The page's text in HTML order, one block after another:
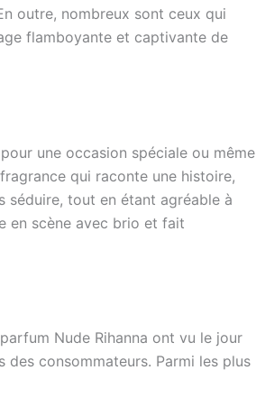
outre, nombreux sont ceux qui
flamboyante et captivante de
une occasion spéciale ou même
qui raconte une histoire,
séduire, tout en étant agréable à
en scène avec brio et fait
Nude Rihanna ont vu le jour
consommateurs. Parmi les plus